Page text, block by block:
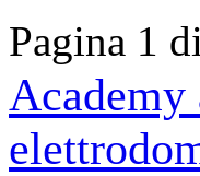
Pagina 1
Academy